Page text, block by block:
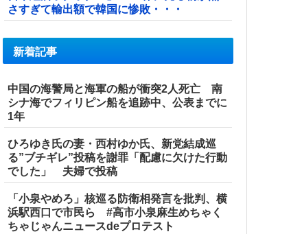
さすぎて輸出額で韓国に惨敗・・・
新着記事
中国の海警局と海軍の船が衝突2人死亡 南
シナ海でフィリピン船を追跡中、公表までに
1年
ひろゆき氏の妻・西村ゆか氏、新党結成巡
る”ブチギレ”投稿を謝罪「配慮に欠けた行動
でした」 夫婦で投稿
「小泉やめろ」核巡る防衛相発言を批判、横
浜駅西口で市民ら #高市小泉麻生めちゃく
ちゃじゃんニュースdeプロテスト